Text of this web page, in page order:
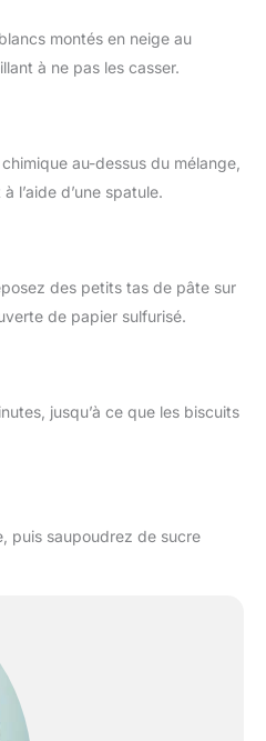
montés en neige au
à ne pas les casser.
au-dessus du mélange,
l’aide d’une spatule.
des petits tas de pâte sur
de papier sulfurisé.
jusqu’à ce que les biscuits
puis saupoudrez de sucre